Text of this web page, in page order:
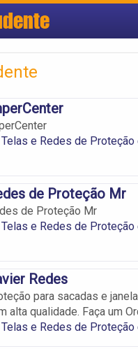
Telas e Redes de
de Proteção Mr
de Proteção Mr
Telas e Redes de
Redes
para sacadas e
alta qualidade. Faça um
Telas e Redes de